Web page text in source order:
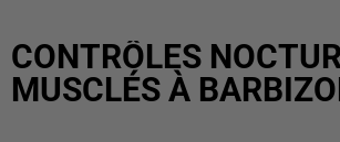
CONTRÔLES
MUSCLÉS À